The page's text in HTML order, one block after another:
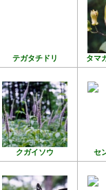
テガタチドリ タマ
クガイソウ セ